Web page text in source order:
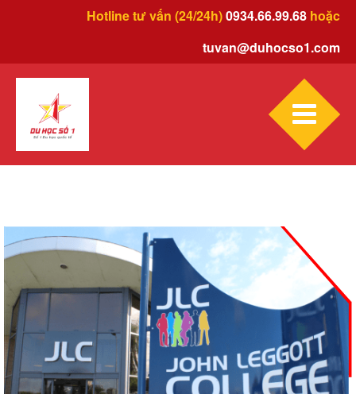
Hotline tư vấn (24/24h)0934.66.99.68 hoặc
tuvan@duhocso1.com